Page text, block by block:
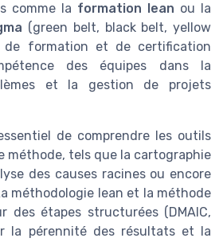
comme la formation lean ou la
(green belt, black belt, yellow
de formation et de certification
des équipes dans la
et la gestion de projets
de comprendre les outils
méthode, tels que la cartographie
des causes racines ou encore
méthodologie lean et la méthode
des étapes structurées (DMAIC,
la pérennité des résultats et la